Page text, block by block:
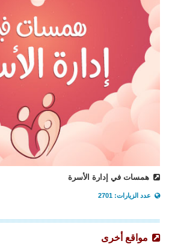
همسات في إدارة الأسرة
عدد الزيارات: 2701
مواقع أخرى